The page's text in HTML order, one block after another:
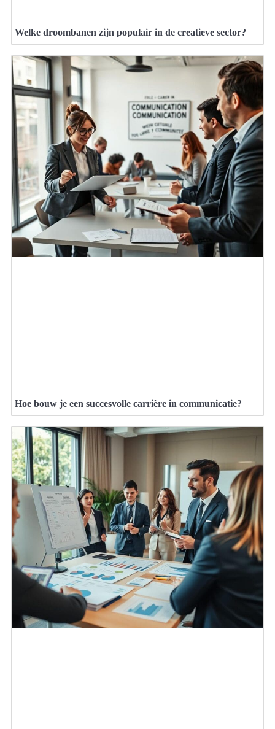
Welke droombanen zijn populair in de creatieve sector?
Hoe bouw je een succesvolle carrière in communicatie?